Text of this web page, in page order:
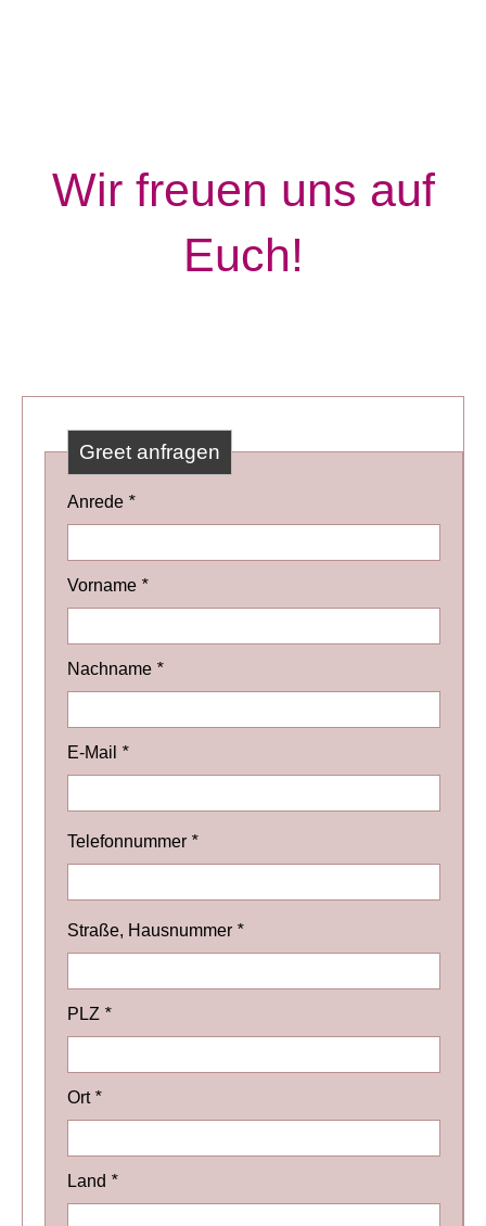
Wir freuen uns auf
Euch!
Greet anfragen
Anrede *
Vorname *
Nachname *
E-Mail *
Telefonnummer *
Straße, Hausnummer *
PLZ *
Ort *
Land *